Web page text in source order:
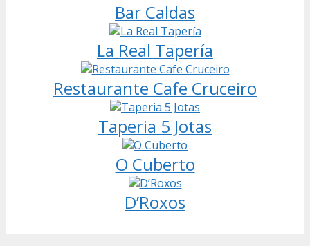
Bar Caldas
La Real Tapería
Restaurante Cafe Cruceiro
Taperia 5 Jotas
O Cuberto
D’Roxos